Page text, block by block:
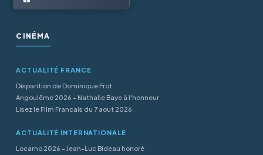
CINÉMA
ACTUALITÉ FRANCE
Disparition de Dominique Frot
Angoulême 2026 - Nathalie Baye à l'honneur
Lisez le Film Francais du 7 aout 2026
ACTUALITÉ INTERNATIONALE
Locarno 2026 - Jean-Luc Bideau honoré